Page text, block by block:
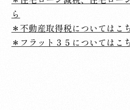
ら
＊不動産取得税についてはこ
＊フラット３５についてはこ